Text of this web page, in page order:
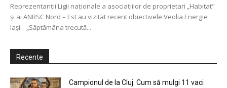
Reprezentanții Ligii naţionale a asociaţiilor de proprietari „Habitat"
și ai ANRSC Nord – Est au vizitat recent obiectivele Veolia Energie
Iași. „Săptămâna trecută...
Recente
Campionul de la Cluj: Cum să mulgi 11 vaci